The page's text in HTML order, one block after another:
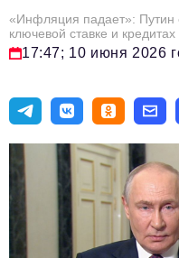
Стиль жизни
Туризм
ОПК
Эксперты
Авторские материалы
«Инфляция падает»: Путин
ключевой ставке и кредитах
17:47; 10 июня 2026